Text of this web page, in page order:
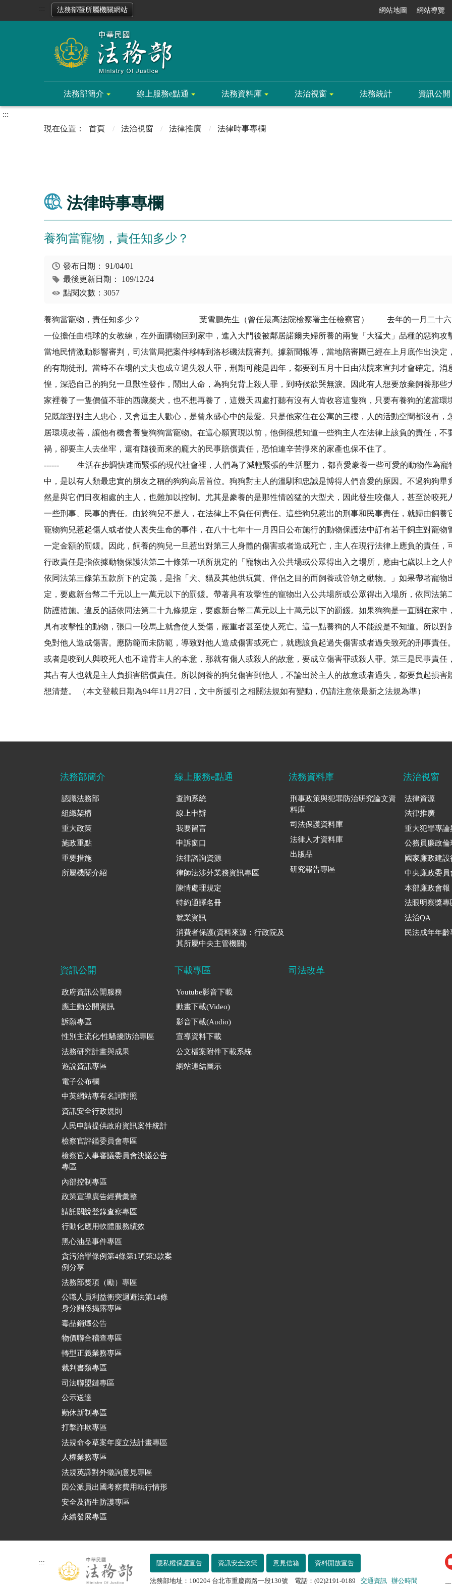
法務部暨所屬機關網站 網站地圖 網站導覽
法務部簡介 線上服務e點通 法務資料庫 法治視窗 法務統計 資訊公開
:::
首頁
法治視窗 法律推廣 法律時事專欄
法律時事專欄
養狗當寵物，責任知多少？
發布日期：91/04/01
最後更新日期： 109/12/24
點閱次數：3057
養狗當寵物，責任知多少？ 葉雪鵬先生（曾任最高法院檢察署主任檢察官） 去年的一月二十六日，
一位擔任曲棍球的女教練，在外面購物回到家中，進入大門後被鄰居諾爾夫婦所養的兩隻「大猛犬」品種的惡狗
當地民情激動影響審判，司法當局把案件移轉到洛杉磯法院審判。據新聞報導，當地陪審團已經在上月底作出決
的有期徒刑。當時不在場的丈夫也成立過失殺人罪，刑期可能是四年，都要到五月十日由法院來宣判才會確定。
惶，深恐自己的狗兒一旦獸性發作，鬧出人命，為狗兒背上殺人罪，到時候欲哭無淚。因此有人想要放棄飼養那
家裡養了一隻價值不菲的西藏獒犬，也不想再養了，這幾天四處打聽有沒有人肯收容這隻狗，只要有養狗的適
兒既能對對主人忠心，又會逗主人歡心，是曾永盛心中的最愛。只是他家住在公寓的三樓，人的活動空間都沒有
居環境改善，讓他有機會養隻狗狗當寵物。在這心願實現以前，他倒很想知道一些狗主人在法律上該負的責任，
禍，卻要主人去坐牢，還有隨後而來的龐大的民事賠償責任，恐怕連辛苦掙來的家產也保不住了。
------ 生活在步調快速而緊張的現代社會裡，人們為了減輕緊張的生活壓力，都喜愛豢養一些可愛的動物作為寵
中，是以有人類最忠實的朋友之稱的狗狗高居首位。狗狗對主人的溫馴和忠誠是博得人們喜愛的原因。不過狗狗
然是與它們日夜相處的主人，也難加以控制。尤其是豢養的是那性情凶猛的大型犬，因此發生咬傷人，甚至於咬
一些刑事、民事的責任。由於狗兒不是人，在法律上不負任何責任。這些狗兒惹出的刑事和民事責任，就歸由飼
寵物狗兒惹起傷人或者使人喪失生命的事件，在八十七年十一月四日公布施行的動物保護法中訂有若干飼主對寵
一定金額的罰鍰。因此，飼養的狗兒一旦惹出對第三人身體的傷害或者造成死亡，主人在現行法律上應負的責任
行政責任是指依據動物保護法第二十條第一項所規定的「寵物出入公共場或公眾得出入之場所，應由七歲以上之
依同法第三條第五款所下的定義，是指「犬、貓及其他供玩賞、伴侶之目的而飼養或管領之動物。」如果帶著寵
定，要處新台幣二千元以上一萬元以下的罰鍰。帶著具有攻擊性的寵物出入公共場所或公眾得出入場所，依同法
防護措施。違反的話依同法第二十九條規定，要處新台幣二萬元以上十萬元以下的罰鍰。如果狗狗是一直關在家
具有攻擊性的動物，張口一咬馬上就會使人受傷，嚴重者甚至使人死亡。這一點養狗的人不能說是不知道。所以
免對他人造成傷害。應防範而未防範，導致對他人造成傷害或死亡，就應該負起過失傷害或者過失致死的刑事責
或者是咬到人與咬死人也不違背主人的本意，那就有傷人或殺人的故意，要成立傷害罪或殺人罪。第三是民事責
其占有人也就是主人負損害賠償責任。所以飼養的狗兒傷害到他人，不論出於主人的故意或者過失，都要負起損
想清楚。 （本文登載日期為94年11月27日，文中所援引之相關法規如有變動，仍請注意依最新之法規為準）
法務部簡介
認識法務部
組織架構
重大政策
施政重點
重要措施
所屬機關介紹
線上服務e點通
查詢系統
線上申辦
我要留言
申訴窗口
法律諮詢資源
律師法涉外業務資訊專區
陳情處理規定
特約通譯名冊
就業資訊
消費者保護(資料來源：行政院及
其所屬中央主管機關)
法務資料庫
刑事政策與犯罪防治研究論文資
料庫
司法保護資料庫
法律人才資料庫
出版品
研究報告專區
法治視窗
法律資源
法律推廣
重大犯罪專論
公務員廉政倫
國家廉政建
中央廉政委員
本部廉政會報
法眼明察獎專
法治QA
民法成年年齡
資訊公開
政府資訊公開服務
應主動公開資訊
訴願專區
性別主流化/性騷擾防治專區
法務研究計畫與成果
遊說資訊專區
電子公布欄
中英網站專有名詞對照
資訊安全行政規則
人民申請提供政府資訊案件統計
檢察官評鑑委員會專區
檢察官人事審議委員會決議公告
專區
內部控制專區
政策宣導廣告經費彙整
請託關說登錄查察專區
行動化應用軟體服務績效
黑心油品事件專區
貪污治罪條例第4條第1項第3款案
例分享
法務部獎項（勵）專區
公職人員利益衝突迴避法第14條
身分關係揭露專區
毒品銷燬公告
物價聯合稽查專區
轉型正義業務專區
裁判書類專區
司法聯盟鏈專區
公示送達
勤休新制專區
打擊詐欺專區
法規命令草案年度立法計畫專區
人權業務專區
法規英譯對外徵詢意見專區
因公派員出國考察費用執行情形
安全及衛生防護專區
永續發展專區
下載專區
Youtube影音下載
動畫下載(Video)
影音下載(Audio)
宣導資料下載
公文檔案附件下載系統
網站連結圖示
司法改革
::: 隱私權保護宣告 資訊安全政策 意見信箱 資料開放宣告
法務部地址：100204 台北市重慶南路一段130號 電話：(02)2191-0189 交通資訊 辦公時間